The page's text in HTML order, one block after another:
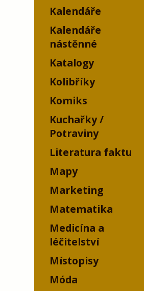
Kalendáře
Kalendáře
nástěnné
Katalogy
Kolibříky
Komiks
Kuchařky /
Potraviny
Literatura faktu
Mapy
Marketing
Matematika
Medicína a
léčitelství
Místopisy
Móda